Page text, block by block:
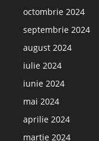
octombrie 2024
septembrie 2024
august 2024
iulie 2024
iunie 2024
mai 2024
aprilie 2024
martie 2024